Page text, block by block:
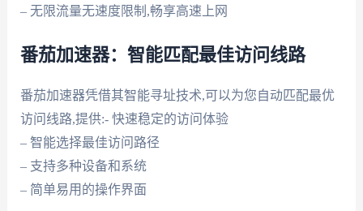
– 无限流量无速度限制,畅享高速上网
番茄加速器：智能匹配最佳访问线路
番茄加速器凭借其智能寻址技术,可以为您自动匹配最优
访问线路,提供:- 快速稳定的访问体验
– 智能选择最佳访问路径
– 支持多种设备和系统
– 简单易用的操作界面